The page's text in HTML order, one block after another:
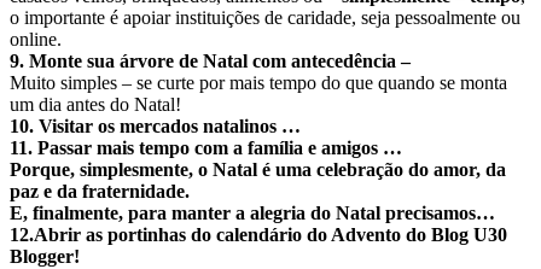
o importante é apoiar instituições de caridade, seja pessoalmente ou
online.
9. Monte sua árvore de Natal com antecedência –
Muito simples – se curte por mais tempo do que quando se monta
um dia antes do Natal!
10. Visitar os mercados natalinos …
11. Passar mais tempo com a família e amigos …
Porque, simplesmente, o Natal é uma celebração do amor, da
paz e da fraternidade.
E, finalmente, para manter a alegria do Natal precisamos…
12.Abrir as portinhas do calendário do Advento do Blog U30
Blogger!